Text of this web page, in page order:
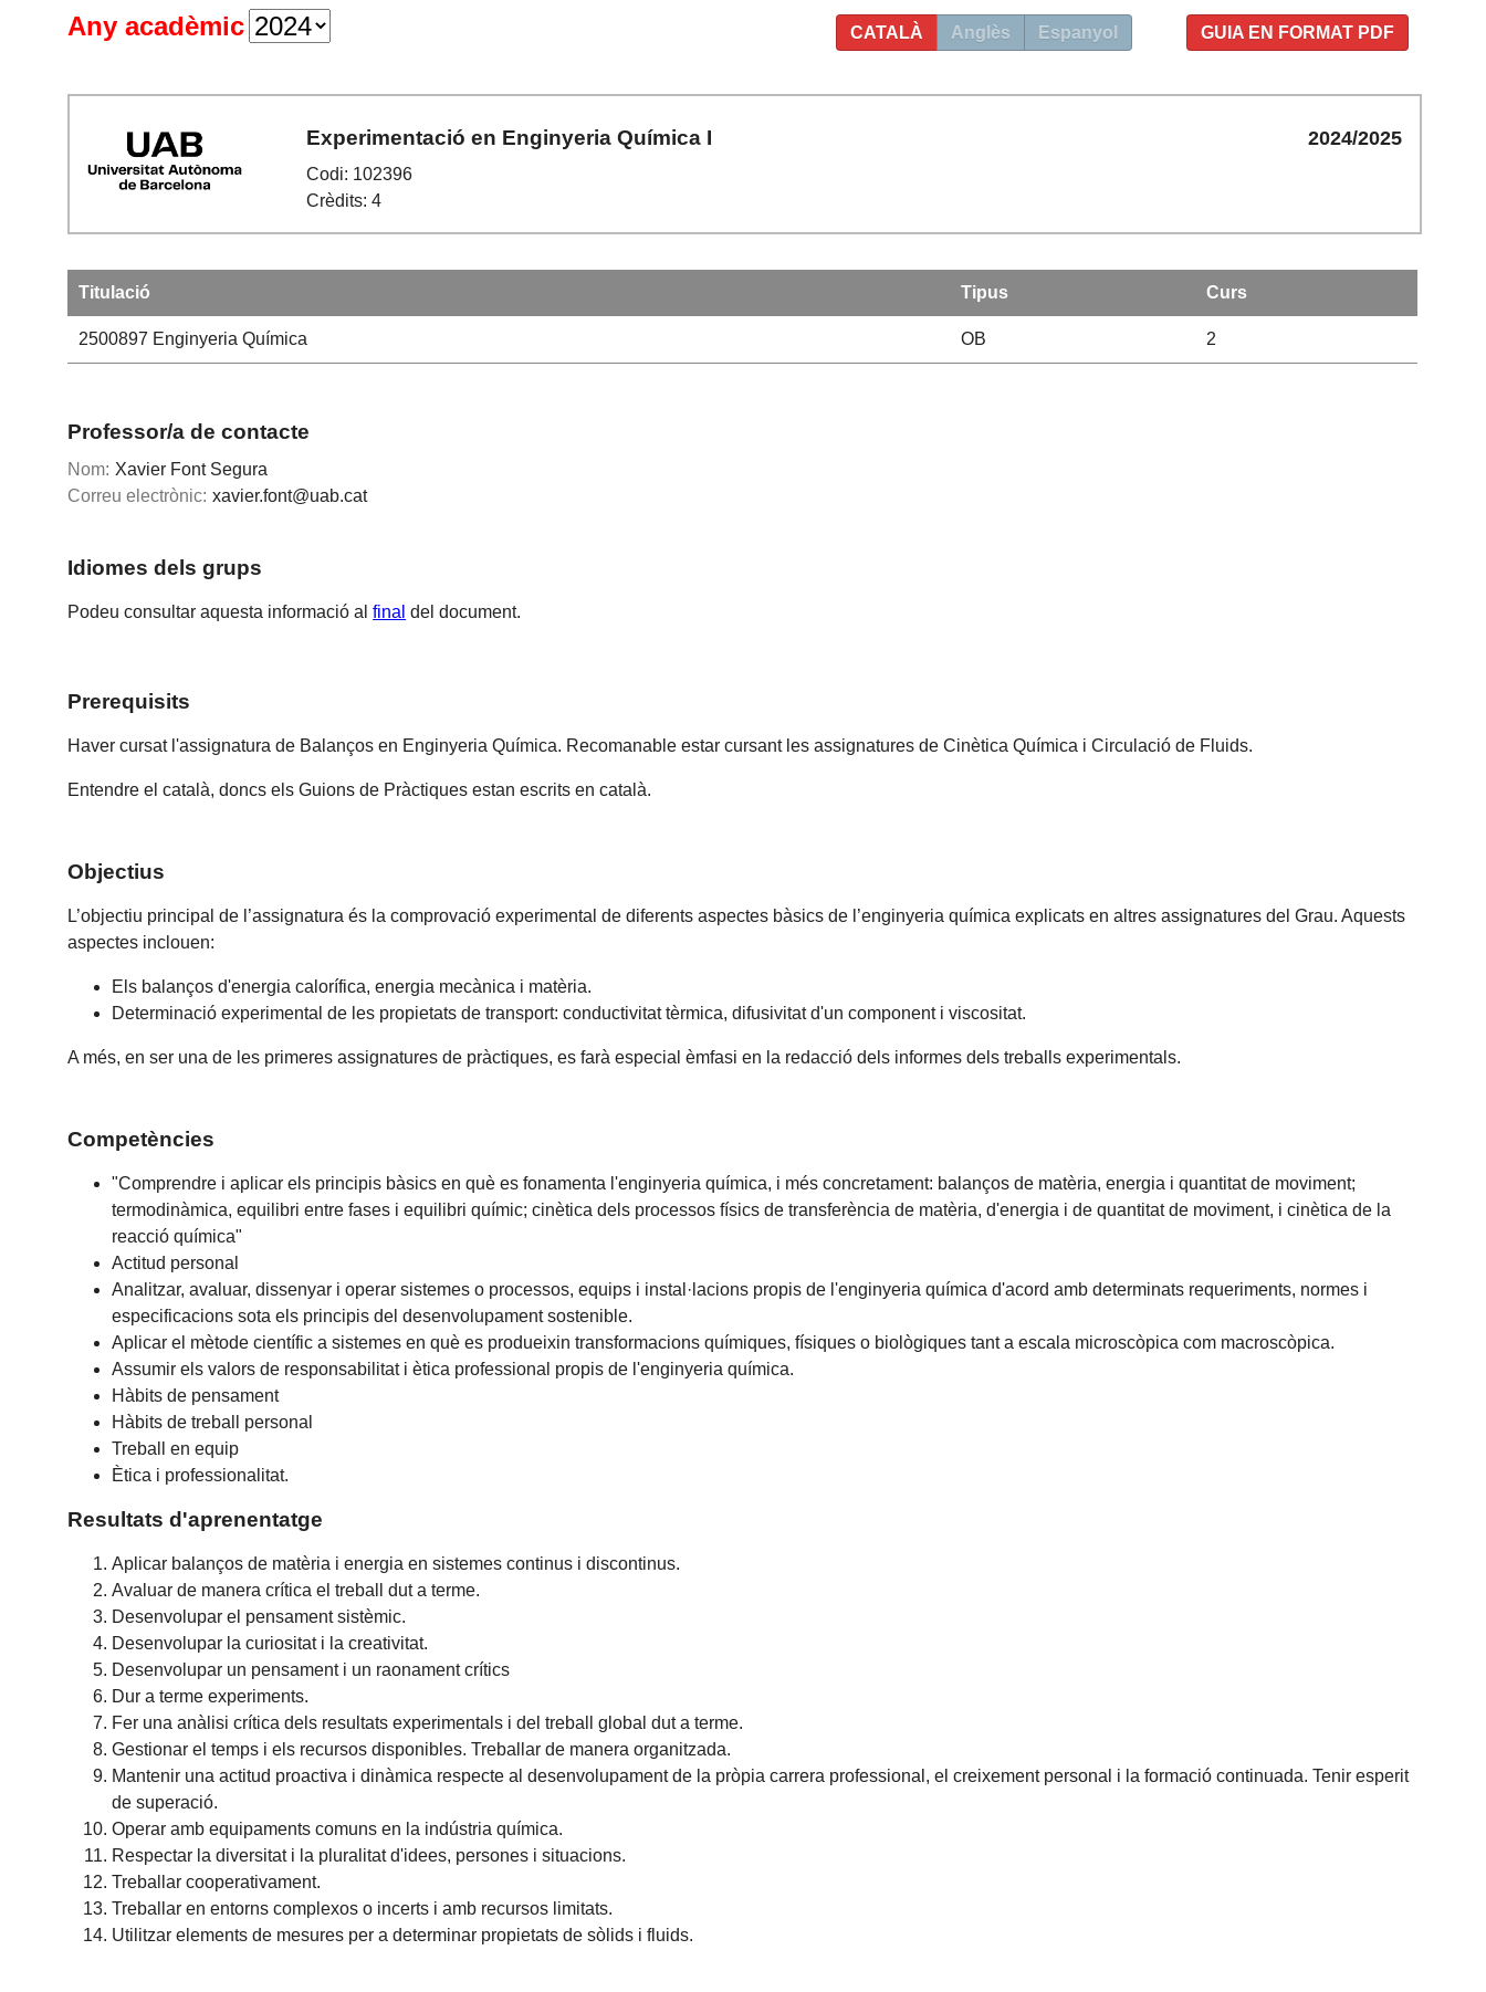
GUIA EN FORMAT PDF
CATALÀ Anglès Espanyol
Any acadèmic
Experimentació en Enginyeria Química I
Codi: 102396
Crèdits: 4
2024/2025
Titulació Tipus Curs
2500897 Enginyeria Química OB 2
Professor/a de contacte
Nom: Xavier Font Segura
Correu electrònic: xavier.font@uab.cat
Idiomes dels grups
Podeu consultar aquesta informació alfinal del document.
Prerequisits
Haver cursat l'assignatura de Balanços en Enginyeria Química. Recomanable estar cursant les assignatures de Cinètica Química i Circulació de Fluids.
Entendre el català, doncs els Guions de Pràctiques estan escrits en català.
Objectius
L’objectiu principal de l’assignatura és la comprovació experimental de diferents aspectes bàsics de l’enginyeria química explicats en altres assignatures del Grau. Aquests
aspectes inclouen:
Els balanços d'energia calorífica, energia mecànica i matèria.
Determinació experimental de les propietats de transport: conductivitat tèrmica, difusivitat d'un component i viscositat.
A més, en ser una de les primeres assignatures de pràctiques, es farà especial èmfasi en la redacció dels informes dels treballs experimentals.
Competències
"Comprendre i aplicar els principis bàsics en què es fonamenta l'enginyeria química, i més concretament: balanços de matèria, energia i quantitat de moviment;
termodinàmica, equilibri entre fases i equilibri químic; cinètica dels processos físics de transferència de matèria, d'energia i de quantitat de moviment, i cinètica de la
reacció química"
Actitud personal
Analitzar, avaluar, dissenyar i operar sistemes o processos, equips i instal·lacions propis de l'enginyeria química d'acord amb determinats requeriments, normes i
especificacions sota els principis del desenvolupament sostenible.
Aplicar el mètode científic a sistemes en què es produeixin transformacions químiques, físiques o biològiques tant a escala microscòpica com macroscòpica.
Assumir els valors de responsabilitat i ètica professional propis de l'enginyeria química.
Hàbits de pensament
Hàbits de treball personal
Treball en equip
Ètica i professionalitat.
Resultats d'aprenentatge
Aplicar balanços de matèria i energia en sistemes continus i discontinus.
Avaluar de manera crítica el treball dut a terme.
Desenvolupar el pensament sistèmic.
Desenvolupar la curiositat i la creativitat.
Desenvolupar un pensament i un raonament crítics
Dur a terme experiments.
Fer una anàlisi crítica dels resultats experimentals i del treball global dut a terme.
Gestionar el temps i els recursos disponibles. Treballar de manera organitzada.
Mantenir una actitud proactiva i dinàmica respecte al desenvolupament de la pròpia carrera professional, el creixement personal i la formació continuada. Tenir esperit
de superació.
Operar amb equipaments comuns en la indústria química.
Respectar la diversitat i la pluralitat d'idees, persones i situacions.
Treballar cooperativament.
Treballar en entorns complexos o incerts i amb recursos limitats.
Utilitzar elements de mesures per a determinar propietats de sòlids i fluids.